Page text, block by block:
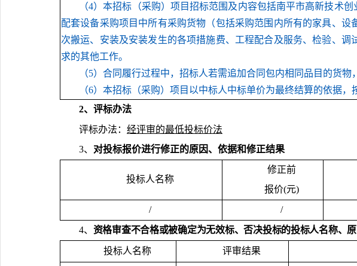
（4）本招标（采购）项目招标范围及内容包括南平市高新技术创
配套设备采购项目中所有采购货物（包括采购范围内所有的家具、 设
次搬运、安装及安装发生的各项措施费、工程配合及服务、检验、调
求的其他工作。
（5） 合同履行过程中，招标人若需追加合同包内相同 品目 的货物
（6） 本招标（采购）项目以中标人中标单价为最终结算的依据，
2、评标办法
评标办法： 经评审的最低投标价法
3、 对投标报价进行修正的原因、依据和修正结果
投标人名称
修正前
报价(元)
/ /
4、 资格审查不合格或被确定为无效标、否决投标的投标人名称、
投标人名称 评审结果